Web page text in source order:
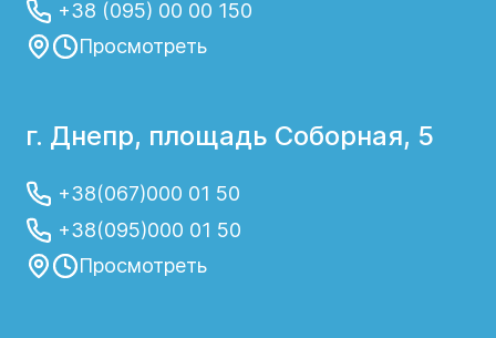
+38 (095) 00 00 150
Просмотреть
г. Днепр, площадь Соборная, 5
+38(067)000 01 50
+38(095)000 01 50
Просмотреть